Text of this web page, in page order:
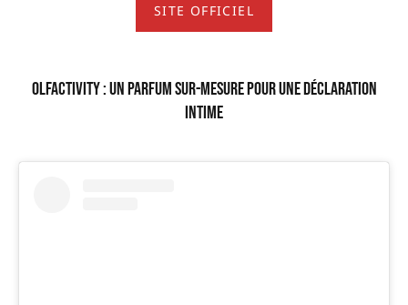
SITE OFFICIEL
Olfactivity : un parfum sur-mesure pour une déclaration
intime